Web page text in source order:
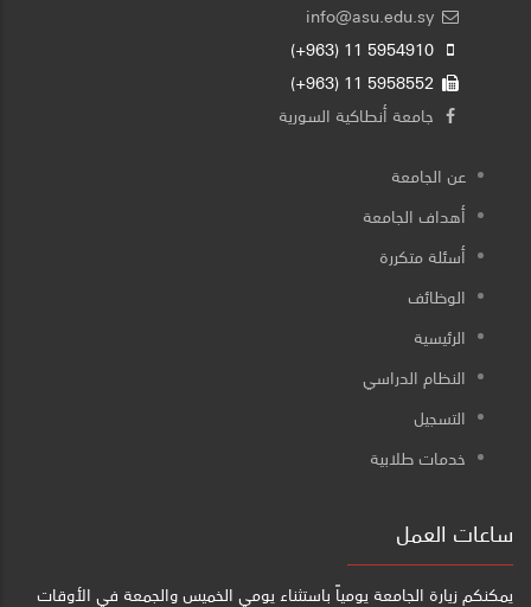
جامعة أنطاكية السورية
عن الجامعة
أهداف الجامعة
أسئلة متكررة
الوظائف
الرئيسية
النظام الدراسي
التسجيل
خدمات طلابية
ساعات العمل
يمكنكم زيارة الجامعة يومياً باستثناء يومي الخميس والجمعة في الأوقات